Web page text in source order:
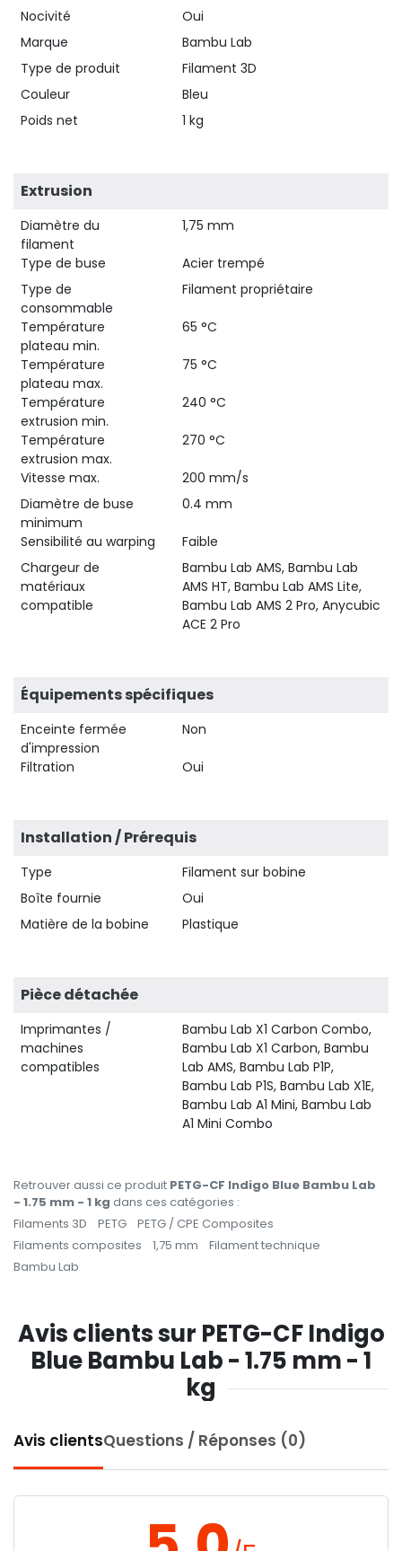
Nocivité
Oui
Marque
Bambu Lab
Type de produit
Filament 3D
Couleur
Bleu
Poids net
1 kg
Extrusion
Diamètre du
filament
1,75 mm
Type de buse
Acier trempé
Type de
consommable
Filament propriétaire
Température
plateau min.
65 °C
Température
plateau max.
75 °C
Température
extrusion min.
240 °C
Température
extrusion max.
270 °C
Vitesse max.
200 mm/s
Diamètre de buse
minimum
0.4 mm
Sensibilité au warping
Faible
Chargeur de
matériaux
compatible
Bambu Lab AMS, Bambu Lab
AMS HT, Bambu Lab AMS Lite,
Bambu Lab AMS 2 Pro, Anycubic
ACE 2 Pro
Équipements spécifiques
Enceinte fermée
d'impression
Non
Filtration Oui
Installation / Prérequis
Type
Filament sur bobine
Boîte fournie
Oui
Matière de la bobine
Plastique
Pièce détachée
Imprimantes /
machines
compatibles
Bambu Lab X1 Carbon Combo,
Bambu Lab X1 Carbon, Bambu
Lab AMS, Bambu Lab P1P,
Bambu Lab P1S, Bambu Lab X1E,
Bambu Lab A1 Mini, Bambu Lab
A1 Mini Combo
Retrouver aussi ce produit PETG-CF Indigo Blue Bambu Lab
- 1.75 mm - 1 kg dans ces catégories :
Filaments 3D
PETG
PETG / CPE Composites
Filaments composites
1,75 mm
Filament technique
Bambu Lab
Avis clients sur PETG-CF Indigo
Blue Bambu Lab - 1.75 mm - 1
kg
Avis clientsQuestions / Réponses (0)